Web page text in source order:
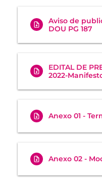
Aviso de
DOU PG 187
EDITAL DE
2022-
Anexo 01 -
Anexo 02 -